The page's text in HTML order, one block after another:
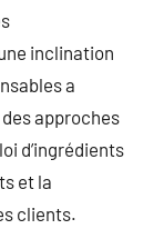
inclination
a
approches
d’ingrédients
et la
clients.